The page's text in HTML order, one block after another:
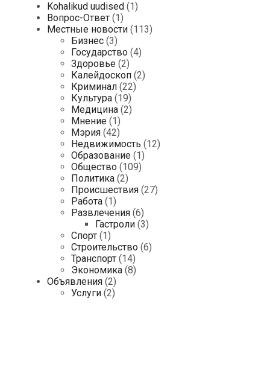
Kohalikud uudised (1)
Вопрос-Ответ (1)
Местные новости (113)
Бизнес (3)
Государство (4)
Здоровье (2)
Калейдоскоп (2)
Криминал (22)
Культура (19)
Медицина (2)
Мнение (1)
Мэрия (42)
Недвижимость (12)
Образование (1)
Общество (109)
Политика (2)
Происшествия (27)
Работа (1)
Развлечения (6)
Гастроли (3)
Спорт (1)
Строительство (6)
Транспорт (14)
Экономика (8)
Объявления (2)
Услуги (2)